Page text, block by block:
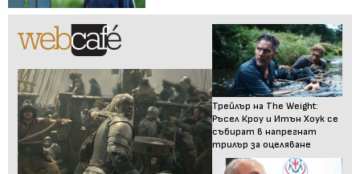
Трейлър на The Weight:
Ръсел Кроу и Итън Хоук се
събират в напрегнат
трилър за оцеляване